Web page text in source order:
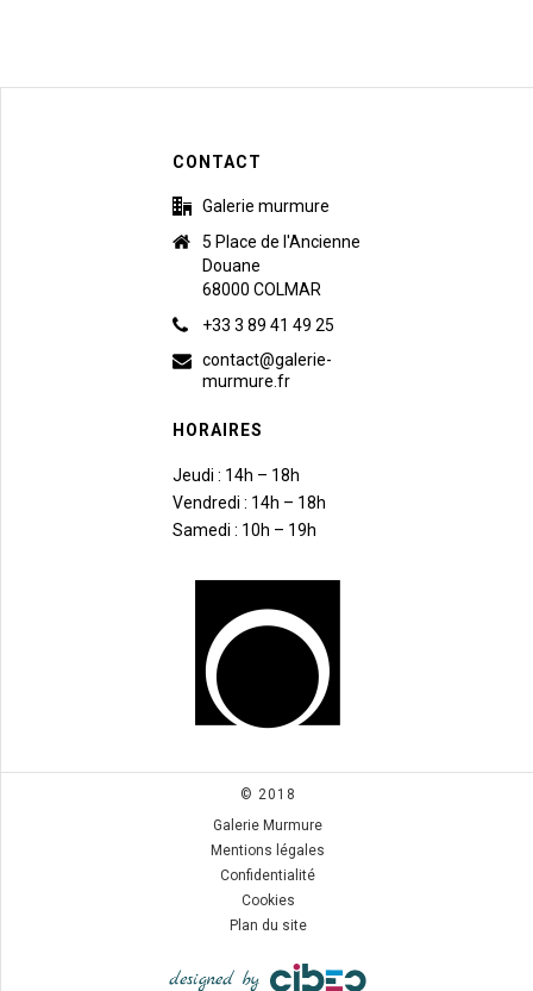
CONTACT
Galerie murmure
5 Place de l'Ancienne
Douane
68000 COLMAR
+33 3 89 41 49 25
contact@galerie-
murmure.fr
HORAIRES
Jeudi : 14h – 18h
Vendredi : 14h – 18h
Samedi : 10h – 19h
© 2018
Galerie Murmure
Mentions légales
Confidentialité
Cookies
Plan du site